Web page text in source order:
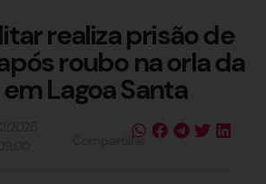
realiza prisão de
roubo na orla da
Lagoa Santa
Compartilhe